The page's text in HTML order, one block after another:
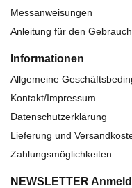
Messanweisungen
Anleitung für den
Informationen
Allgemeine
Kontakt/Impressum
Datenschutzerklärung
Lieferung und
Zahlungsmöglichkeiten
NEWSLETTER